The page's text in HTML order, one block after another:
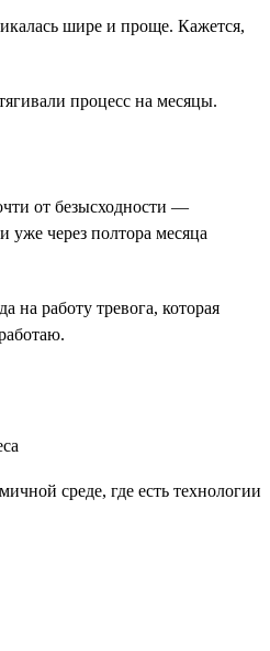
шире и проще. Кажется,
процесс на месяцы.
от безысходности —
через полтора месяца
на работу тревога, которая
среде, где есть технологии